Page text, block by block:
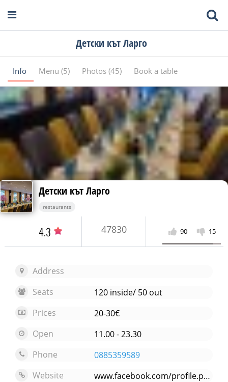
Детски кът Ларго
Info Menu (5) Photos (45) Book a table
Детски кът Ларго
restaurants
4.3 47830 90 15
Address
Seats
120 inside/ 50 out
Prices
20-30€
Open
11.00 - 23.30
Phone
0885359589
Website
www.facebook.com/profile.php?id=100052652664785